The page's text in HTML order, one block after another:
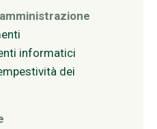
informatici
dei